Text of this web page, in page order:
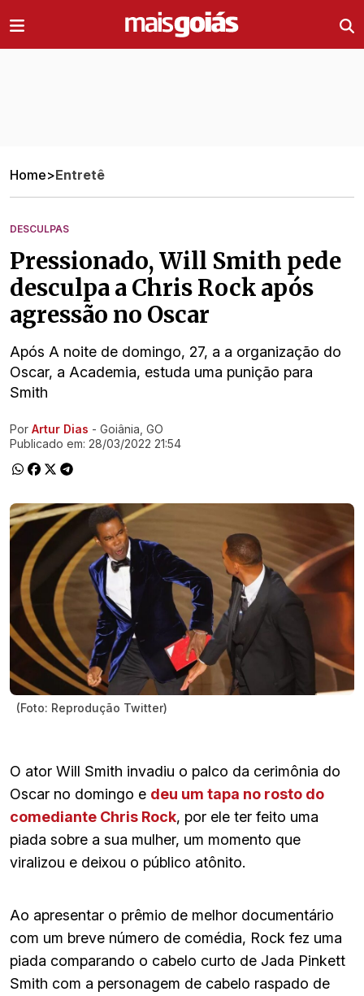
Home>Entretê
DESCULPAS
Pressionado, Will Smith pede
desculpa a Chris Rock após
agressão no Oscar
Após A noite de domingo, 27, a a organização do
Oscar, a Academia, estuda uma punição para
Smith
Ir direto pra matéria
Por Artur Dias - Goiânia, GO
Publicado em: 28/03/2022 21:54
(Foto: Reprodução Twitter)
O ator Will Smith invadiu o palco da cerimônia do
Oscar no domingo e deu um tapa no rosto do
comediante Chris Rock, por ele ter feito uma
piada sobre a sua mulher, um momento que
viralizou e deixou o público atônito.
Ao apresentar o prêmio de melhor documentário
com um breve número de comédia, Rock fez uma
piada comparando o cabelo curto de Jada Pinkett
Smith com a personagem de cabelo raspado de